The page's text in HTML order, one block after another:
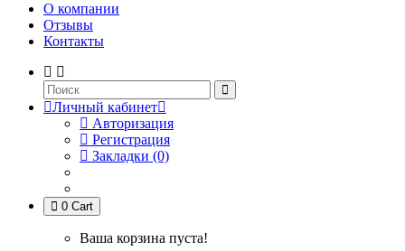
О компании
Отзывы
Контакты
Личный кабинет
Авторизация
Регистрация
Закладки (0)
0 Cart
Ваша корзина пуста!